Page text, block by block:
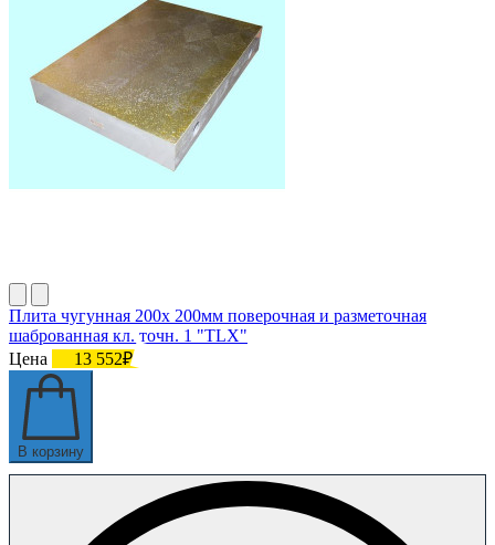
Плита чугунная 200х 200мм поверочная и разметочная
шаброванная кл. точн. 1 "TLX"
Цена
13 552₽
В корзину